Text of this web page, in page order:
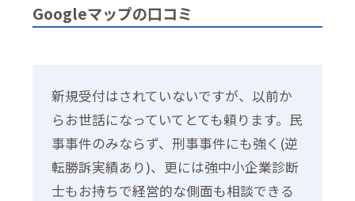
Googleマップの口コミ
新規受付はされていないですが、以前か
らお世話になっていてとても頼ります。民
事事件のみならず、刑事事件にも強く(逆
転勝訴実績あり)、更には強中小企業診断
士もお持ちで経営的な側面も相談できる